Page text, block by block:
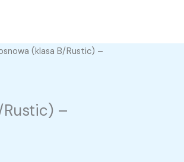
(klasa B/Rustic) –
Rustic) –